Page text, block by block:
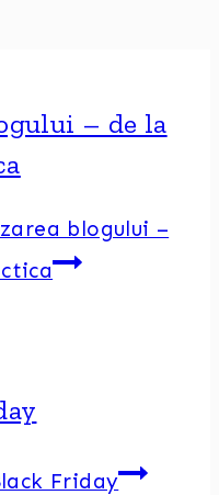
– de la
blogului –
Friday